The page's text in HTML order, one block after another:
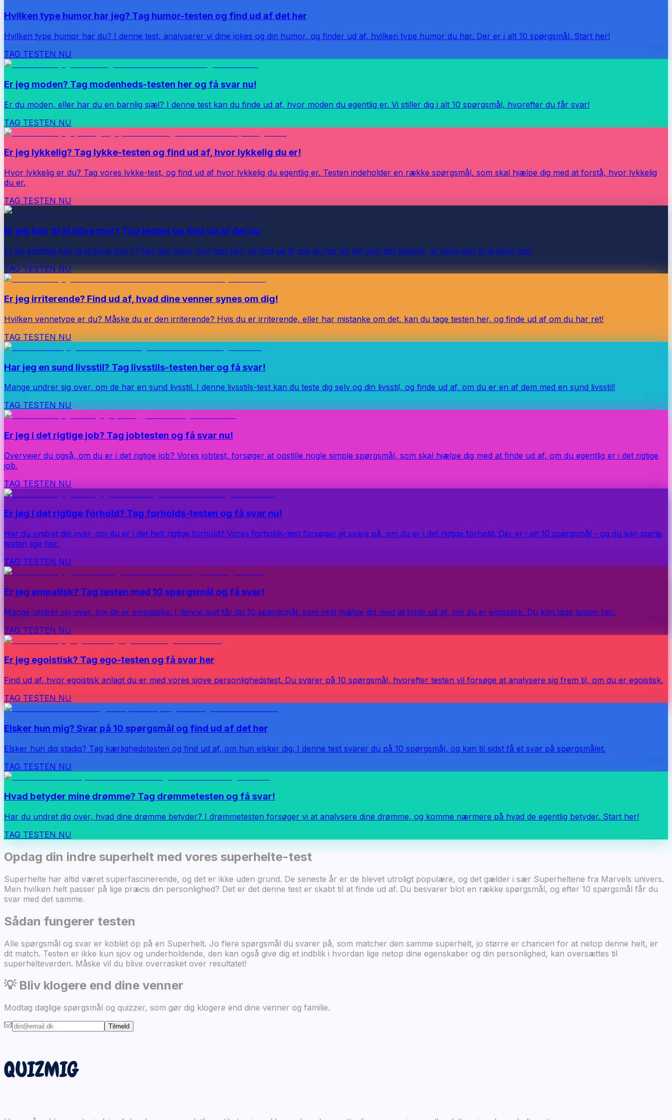
Hvilken type humor har jeg? Tag humor-testen og find ud af det her
Hvilken type humor har du? I denne test, analyserer vi dine jokes og din humor, og finder ud af, hvilken type humor du har. Der er i alt 10 spørgsmål. Start her!
TAG TESTEN NU
Er jeg moden? Tag modenheds-testen her og få svar nu!
Er du moden, eller har du en barnlig sjæl? I denne test kan du finde ud af, hvor moden du egentlig er. Vi stiller dig i alt 10 spørgsmål, hvorefter du får svar!
TAG TESTEN NU
Er jeg lykkelig? Tag lykke-testen og find ud af, hvor lykkelig du er!
Hvor lykkelig er du? Tag vores lykke-test, og find ud af hvor lykkelig du egentlig er. Testen indeholder en række spørgsmål, som skal hjælpe dig med at forstå, hvor lykkelig
du er.
TAG TESTEN NU
Er jeg klar til at blive mor? Tag testen og find ud af det nu
Er du egentlig klar til at blive mor? Prøv den sjove mor-test her, og find ud af om du har alt det som det kræver, at være klar til at blive mor.
TAG TESTEN NU
Er jeg irriterende? Find ud af, hvad dine venner synes om dig!
Hvilken vennetype er du? Måske du er den irriterende? Hvis du er irriterende, eller har mistanke om det, kan du tage testen her, og finde ud af om du har ret!
TAG TESTEN NU
Har jeg en sund livsstil? Tag livsstils-testen her og få svar!
Mange undrer sig over, om de har en sund livsstil. I denne livsstils-test kan du teste dig selv og din livsstil, og finde ud af, om du er en af dem med en sund livsstil!
TAG TESTEN NU
Er jeg i det rigtige job? Tag jobtesten og få svar nu!
Overvejer du også, om du er i det rigtige job? Vores jobtest, forsøger at opstille nogle simple spørgsmål, som skal hjælpe dig med at finde ud af, om du egentlig er i det rigtige
job.
TAG TESTEN NU
Er jeg i det rigtige forhold? Tag forholds-testen og få svar nu!
Har du undret dig over, om du er i det helt rigtige forhold? Vores forholds-test forsøger at svare på, om du er i det rigtige forhold. Der er i alt 10 spørgsmål - og du kan starte
testen lige her.
TAG TESTEN NU
Er jeg empatisk? Tag testen med 10 spørgsmål og få svar!
Mange undrer sig over, om de er empatiske. I denne test får du 10 spørgsmål, som skal hjælpe dig med at finde ud af, om du er empatisk. Du kan tage testen her.
TAG TESTEN NU
Er jeg egoistisk? Tag ego-testen og få svar her
Find ud af, hvor egoistisk anlagt du er med vores sjove personlighedstest. Du svarer på 10 spørgsmål, hvorefter testen vil forsøge at analysere sig frem til, om du er egoistisk.
TAG TESTEN NU
Elsker hun mig? Svar på 10 spørgsmål og find ud af det her
Elsker hun dig stadig? Tag kærlighedstesten og find ud af, om hun elsker dig. I denne test svarer du på 10 spørgsmål, og kan til sidst få et svar på spørgsmålet.
TAG TESTEN NU
Hvad betyder mine drømme? Tag drømmetesten og få svar!
Har du undret dig over, hvad dine drømme betyder? I drømmetesten forsøger vi at analysere dine drømme, og komme nærmere på hvad de egentlig betyder. Start her!
TAG TESTEN NU
Opdag din indre superhelt med vores superhelte-test
Superhelte har altid været superfascinerende, og det er ikke uden grund. De seneste år er de blevet utroligt populære, og det gælder i sær Superheltene fra Marvels univers.
Men hvilken helt passer på lige præcis din personlighed? Det er det denne test er skabt til at finde ud af. Du besvarer blot en række spørgsmål, og efter 10 spørgsmål får du
svar med det samme.
Sådan fungerer testen
Alle spørgsmål og svar er koblet op på en Superhelt. Jo flere spørgsmål du svarer på, som matcher den samme superhelt, jo større er chancen for at netop denne helt, er
dit match. Testen er ikke kun sjov og underholdende, den kan også give dig et indblik i hvordan lige netop dine egenskaber og din personlighed, kan oversættes til
superhelteverden. Måske vil du blive overrasket over resultatet!
💡 Bliv klogere end dine venner
Modtag daglige spørgsmål og quizzer, som gør dig klogere end dine venner og familie.
Tilmeld